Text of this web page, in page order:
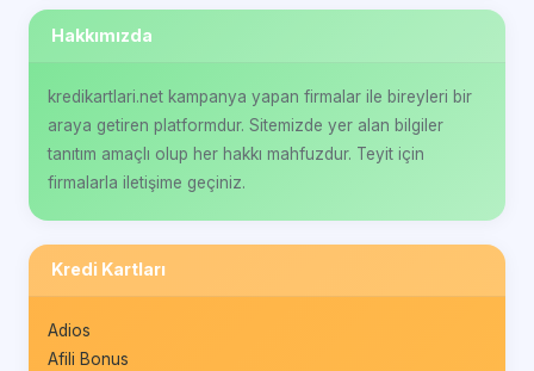
Hakkımızda
kredikartlari.net kampanya yapan firmalar ile bireyleri bir
araya getiren platformdur. Sitemizde yer alan bilgiler
tanıtım amaçlı olup her hakkı mahfuzdur. Teyit için
firmalarla iletişime geçiniz.
Kredi Kartları
Adios
Afili Bonus